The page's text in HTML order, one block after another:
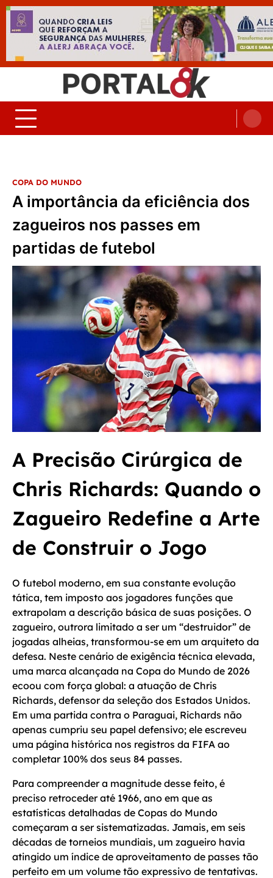
content
Portal 8K – Seu portal de
COPA DO MUNDO
A importância da eficiência dos
zagueiros nos passes em
partidas de futebol
A Precisão Cirúrgica de
Chris Richards: Quando o
Zagueiro Redefine a Arte
de Construir o Jogo
O futebol moderno, em sua constante evolução
tática, tem imposto aos jogadores funções que
extrapolam a descrição básica de suas posições. O
zagueiro, outrora limitado a ser um “destruidor” de
jogadas alheias, transformou-se em um arquiteto da
defesa. Neste cenário de exigência técnica elevada,
uma marca alcançada na Copa do Mundo de 2026
ecoou com força global: a atuação de Chris
Richards, defensor da seleção dos Estados Unidos.
Em uma partida contra o Paraguai, Richards não
apenas cumpriu seu papel defensivo; ele escreveu
uma página histórica nos registros da FIFA ao
completar 100% dos seus 84 passes.
Para compreender a magnitude desse feito, é
preciso retroceder até 1966, ano em que as
estatísticas detalhadas de Copas do Mundo
começaram a ser sistematizadas. Jamais, em seis
décadas de torneios mundiais, um zagueiro havia
atingido um índice de aproveitamento de passes tão
perfeito em um volume tão expressivo de tentativas.